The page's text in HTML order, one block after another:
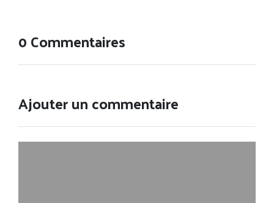
0 Commentaires
Ajouter un commentaire